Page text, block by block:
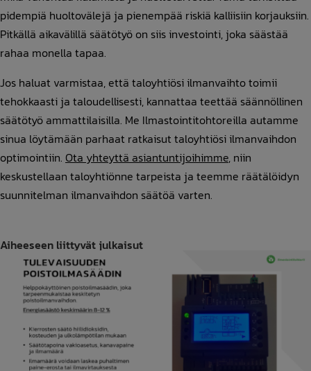
pidempiä huoltovälejä ja pienempää riskiä kalliisiin korjauksiin.
Pitkällä aikavälillä säätötyö on siis investointi, joka säästää
rahaa monella tapaa.
Jos haluat varmistaa, että taloyhtiösi ilmanvaihto toimii
tehokkaasti ja taloudellisesti, kannattaa teettää säännöllinen
säätötyö ammattilaisilla. Me Ilmastointitohtoreilla autamme
sinua löytämään parhaat ratkaisut taloyhtiösi ilmanvaihdon
optimointiin. Ota yhteyttä asiantuntijoihimme, niin
keskustellaan taloyhtiönne tarpeista ja teemme räätälöidyn
suunnitelman ilmanvaihdon säätöä varten.
Aiheeseen liittyvät julkaisut